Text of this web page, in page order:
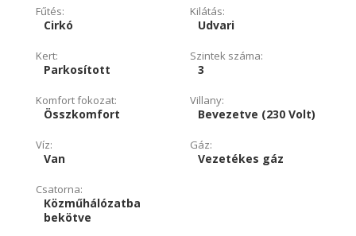
Fűtés:
Cirkó
Kilátás:
Udvari
Kert:
Parkosított
Szintek száma:
3
Komfort fokozat:
Összkomfort
Villany:
Bevezetve (230 Volt)
Víz:
Van
Gáz:
Vezetékes gáz
Csatorna:
Közműhálózatba
bekötve